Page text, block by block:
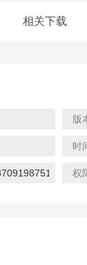
相关下载
版
时
权
下载